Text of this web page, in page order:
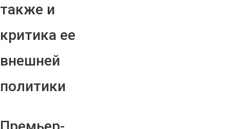
также и
критика ее
внешней
политики